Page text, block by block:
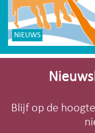
NIEUWS
Site-
Blijf op de